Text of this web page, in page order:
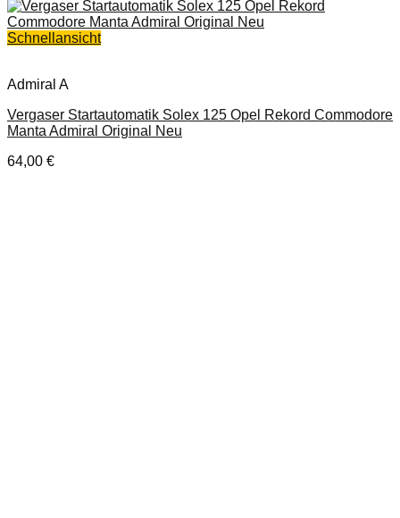
Schnellansicht
Admiral A
Vergaser Startautomatik Solex 125 Opel Rekord Commodore
Manta Admiral Original Neu
64,00 €